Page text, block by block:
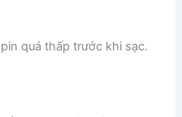
quá thấp trước khi sạc.